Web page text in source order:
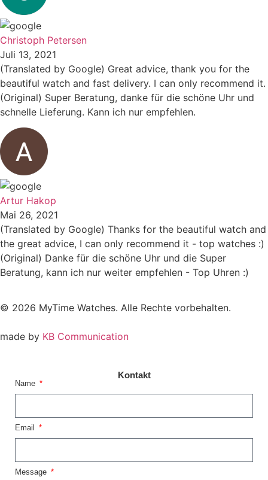
Christoph Petersen
Juli 13, 2021
(Translated by Google) Great advice, thank you for the
beautiful watch and fast delivery. I can only recommend it.
(Original) Super Beratung, danke für die schöne Uhr und
schnelle Lieferung. Kann ich nur empfehlen.
Artur Hakop
Mai 26, 2021
(Translated by Google) Thanks for the beautiful watch and
the great advice, I can only recommend it - top watches :)
(Original) Danke für die schöne Uhr und die Super
Beratung, kann ich nur weiter empfehlen - Top Uhren :)
© 2026 MyTime Watches. Alle Rechte vorbehalten.
made by KB Communication
Kontakt
Name
Email
Message